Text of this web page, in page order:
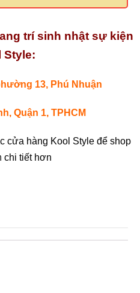
trí sinh nhật sự kiện
Style:
13, Phú Nhuận
Quận 1, TPHCM
cửa hàng Kool Style để shop
chi tiết hơn